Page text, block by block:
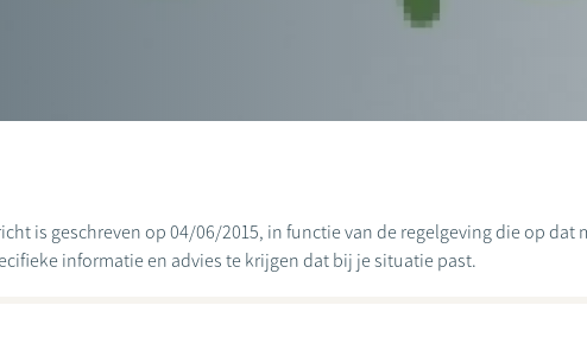
is geschreven op 04/06/2015, in functie van de regelgeving die op
informatie en advies te krijgen dat bij je situatie past.